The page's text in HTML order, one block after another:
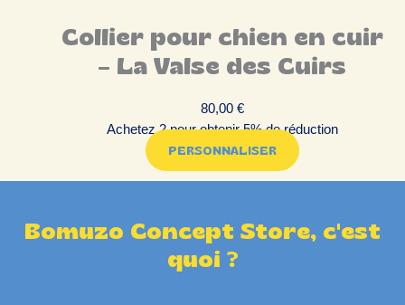
Collier pour chien en cuir
– La Valse des Cuirs
80,00 €
Achetez 2 pour obtenir 5% de réduction
PERSONNALISER
Bomuzo Concept Store, c'est
quoi ?